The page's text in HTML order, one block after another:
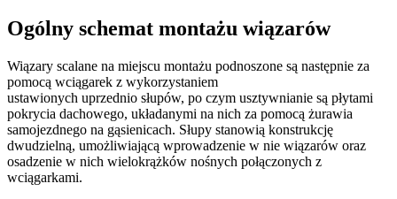
Ogólny schemat montażu wiązarów
Wiązary scalane na miejscu montażu podnoszone są następnie za
pomocą wciągarek z wykorzystaniem
ustawionych uprzednio słupów, po czym usztywnianie są płytami
pokrycia dachowego, układanymi na nich za pomocą żurawia
samojezdnego na gąsienicach. Słupy stanowią konstrukcję
dwudzielną, umożliwiającą wprowadzenie w nie wiązarów oraz
osadzenie w nich wielokrążków nośnych połączonych z
wciągarkami.